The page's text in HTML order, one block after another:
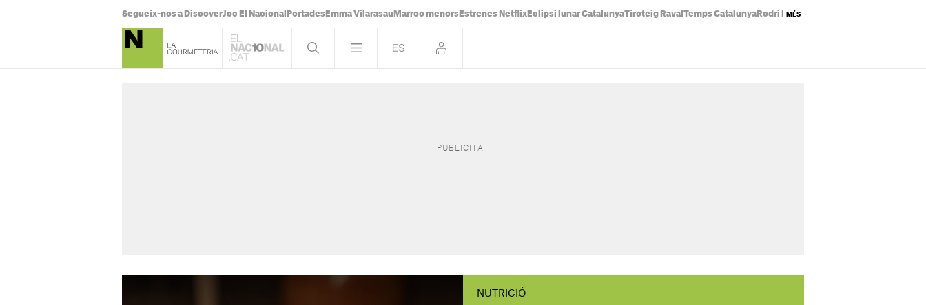
Segueix-nos a DiscoverJoc El Nacional Portades Emma Vilarasau Marroc menors Estrenes Netflix Eclipsi lunar CatalunyaTiroteig Raval Temps Catalunya Rodri Barça
MÉS
NUTRICIÓ